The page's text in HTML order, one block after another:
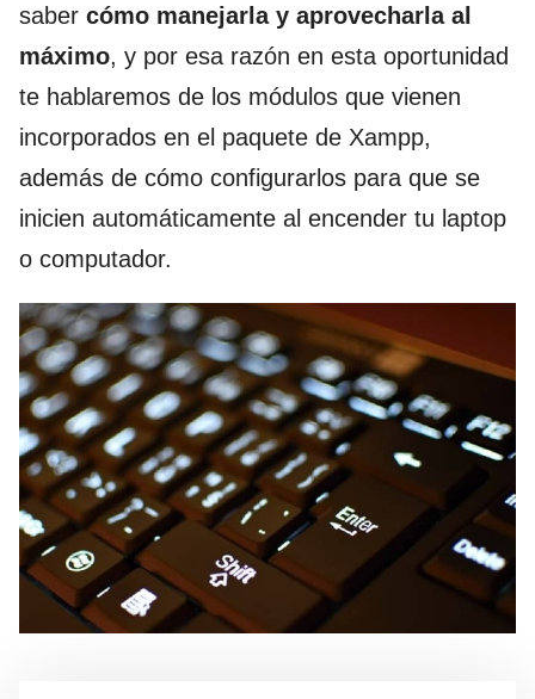
saber cómo manejarla y aprovecharla al
máximo, y por esa razón en esta oportunidad
te hablaremos de los módulos que vienen
incorporados en el paquete de Xampp,
además de cómo configurarlos para que se
inicien automáticamente al encender tu laptop
o computador.